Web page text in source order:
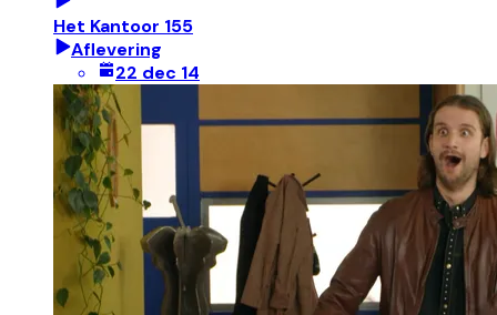
Het Kantoor 155
Aflevering
22 dec 14